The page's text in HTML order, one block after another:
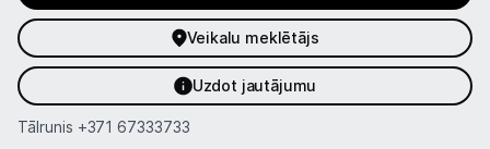
Veikalu meklētājs
Uzdot jautājumu
Tālrunis +371 67333733